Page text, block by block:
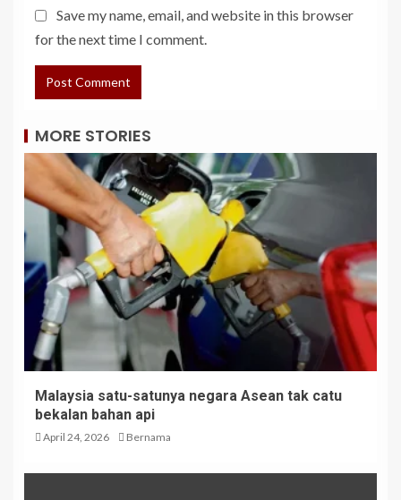
Save my name, email, and website in this browser
for the next time I comment.
MORE STORIES
Malaysia satu-satunya negara Asean tak catu
bekalan bahan api
April 24, 2026 Bernama